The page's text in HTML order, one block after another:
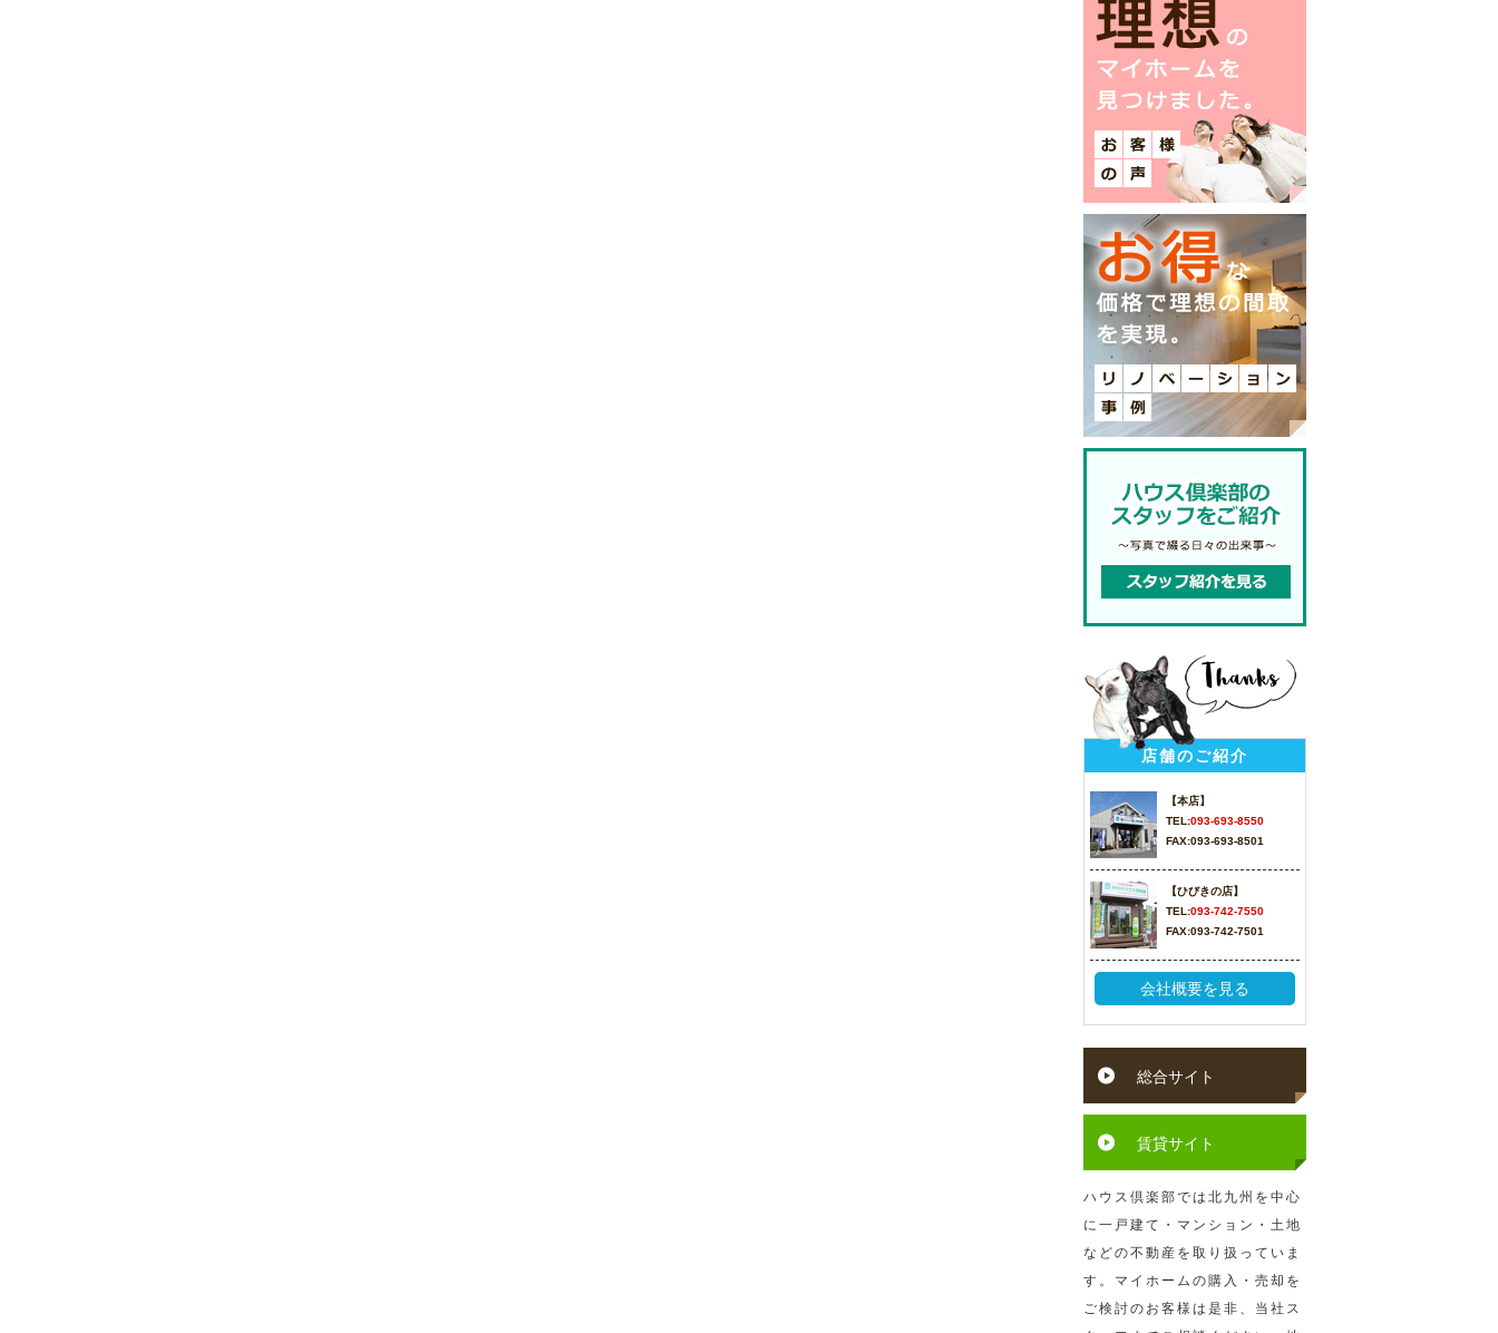
店舗のご紹介
【本店】
TEL:093-693-8550
FAX:093-693-8501
【ひびきの店】
TEL:093-742-7550
FAX:093-742-7501
会社概要を見る
総合サイト
賃貸サイト
ハウス倶楽部では北九州を中心
に一戸建て・マンション・土地
などの不動産を取り扱っていま
す。マイホームの購入・売却を
ご検討のお客様は是非、当社ス